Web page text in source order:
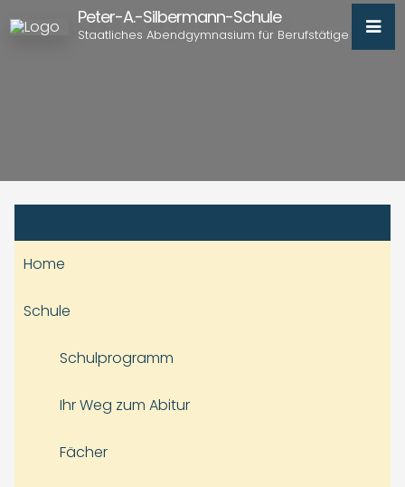
Peter-A.-Silbermann-Schule
Staatliches Abendgymnasium für Berufstätige
Home
Schule
Schulprogramm
Ihr Weg zum Abitur
Fächer